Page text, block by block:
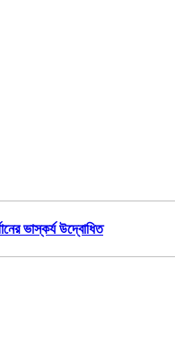
ভাস্কর্য উদ্বোধিত